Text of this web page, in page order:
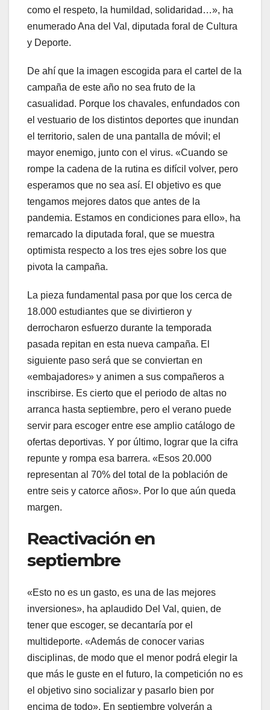
como el respeto, la humildad, solidaridad…», ha
enumerado Ana del Val, diputada foral de Cultura
y Deporte.
De ahí que la imagen escogida para el cartel de la
campaña de este año no sea fruto de la
casualidad. Porque los chavales, enfundados con
el vestuario de los distintos deportes que inundan
el territorio, salen de una pantalla de móvil; el
mayor enemigo, junto con el virus. «Cuando se
rompe la cadena de la rutina es difícil volver, pero
esperamos que no sea así. El objetivo es que
tengamos mejores datos que antes de la
pandemia. Estamos en condiciones para ello», ha
remarcado la diputada foral, que se muestra
optimista respecto a los tres ejes sobre los que
pivota la campaña.
La pieza fundamental pasa por que los cerca de
18.000 estudiantes que se divirtieron y
derrocharon esfuerzo durante la temporada
pasada repitan en esta nueva campaña. El
siguiente paso será que se conviertan en
«embajadores» y animen a sus compañeros a
inscribirse. Es cierto que el periodo de altas no
arranca hasta septiembre, pero el verano puede
servir para escoger entre ese amplio catálogo de
ofertas deportivas. Y por último, lograr que la cifra
repunte y rompa esa barrera. «Esos 20.000
representan al 70% del total de la población de
entre seis y catorce años». Por lo que aún queda
margen.
Reactivación en
septiembre
«Esto no es un gasto, es una de las mejores
inversiones», ha aplaudido Del Val, quien, de
tener que escoger, se decantaría por el
multideporte. «Además de conocer varias
disciplinas, de modo que el menor podrá elegir la
que más le guste en el futuro, la competición no es
el objetivo sino socializar y pasarlo bien por
encima de todo». En septiembre volverán a